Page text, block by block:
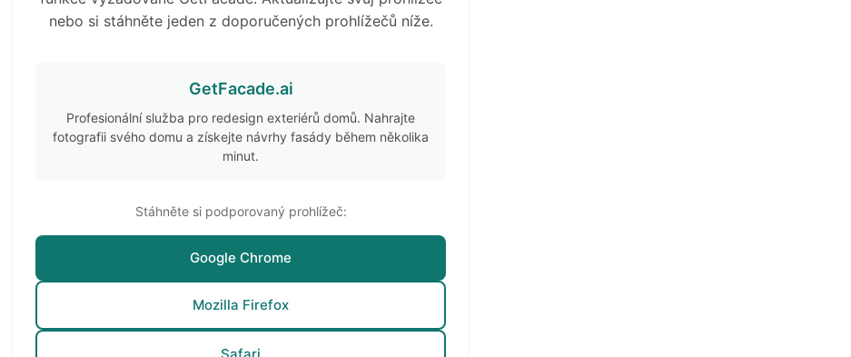
nebo si stáhněte jeden z doporučených prohlížečů níže.
GetFacade.ai
Profesionální služba pro redesign exteriérů domů. Nahrajte
fotografii svého domu a získejte návrhy fasády během několika
minut.
Stáhněte si podporovaný prohlížeč:
Google Chrome
Mozilla Firefox